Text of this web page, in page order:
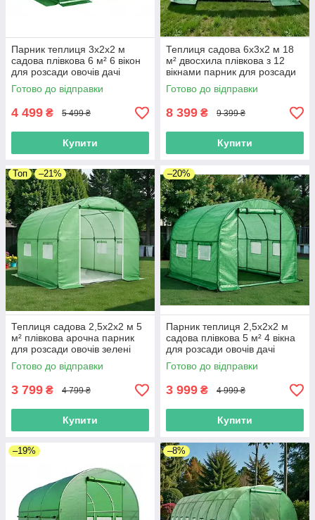
Парник теплиця 3х2х2 м
садова плівкова 6 м² 6 вікон
для розсади овочів дачі
городу Helper HP-1066
Готово до відправки
4 499 ₴ 5 499 ₴
Купити
Теплиця садова 6х3х2 м 18
м² двосхила плівкова з 12
вікнами парник для розсади
овочів дачі городу Helper HP-
1070
Готово до відправки
8 399 ₴ 9 399 ₴
Купити
Топ –21%
Теплиця садова 2,5х2х2 м 5
м² плівкова арочна парник
для розсади овочів зелені
дачі городу Helper HP-1073
Готово до відправки
3 799 ₴ 4 799 ₴
Купити
–20%
Парник теплиця 2,5х2х2 м
садова плівкова 5 м² 4 вікна
для розсади овочів дачі
городу Helper HP-1074
Готово до відправки
3 999 ₴ 4 999 ₴
Купити
–19% –8%